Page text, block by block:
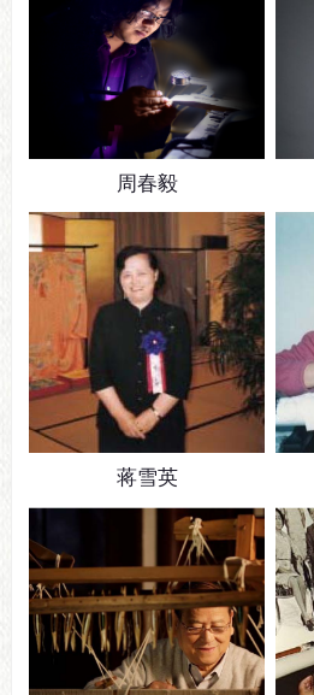
周春毅
蒋雪英